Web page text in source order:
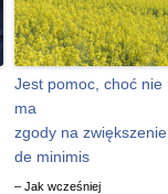
Jest pomoc, choć nie
ma
zgody na zwiększenie
de minimis
– Jak wcześniej